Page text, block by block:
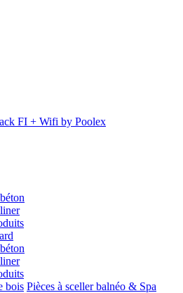
FI + Wifi by Poolex
bois Pièces à sceller balnéo & Spa